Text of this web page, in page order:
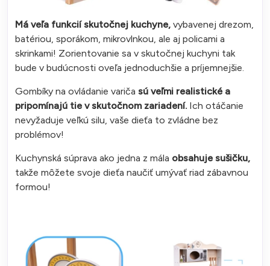
Má veľa funkcií skutočnej kuchyne, vybavenej drezom,
batériou, sporákom, mikrovlnkou, ale aj policami a
skrinkami! Zorientovanie sa v skutočnej kuchyni tak
bude v budúcnosti oveľa jednoduchšie a príjemnejšie.
Gombíky na ovládanie variča sú veľmi realistické a
pripomínajú tie v skutočnom zariadení. Ich otáčanie
nevyžaduje veľkú silu, vaše dieťa to zvládne bez
problémov!
Kuchynská súprava ako jedna z mála obsahuje sušičku,
takže môžete svoje dieťa naučiť umývať riad zábavnou
formou!